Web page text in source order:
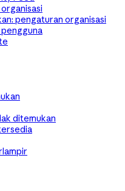
pengaturan organisasi
ditemukan